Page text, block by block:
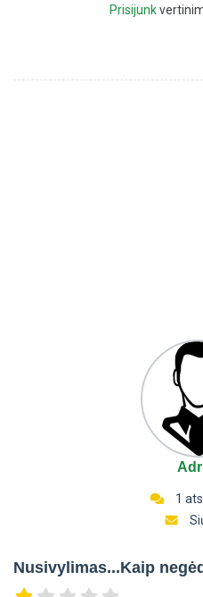
Prisijunk
1
Nusivylimas...Kaip